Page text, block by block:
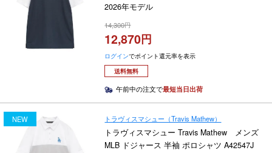
2026年モデル
14,300
12,870
ログインでポイント還元率を表示
送料無料
午前中の注文で最短当日出荷
NEW トラヴィスマシュー（Travis Mathew）
トラヴィスマシュー Travis Mathew メンズ
MLB ドジャース 半袖 ポロシャツ A42547J